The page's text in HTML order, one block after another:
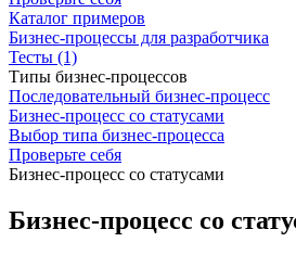
Каталог примеров
Бизнес-процессы для разработчика
Тесты (1)
Типы бизнес-процессов
Последовательный бизнес-процесс
Бизнес-процесс со статусами
Выбор типа бизнес-процесса
Проверьте себя
Бизнес-процесс со статусами
Бизнес-процесс со